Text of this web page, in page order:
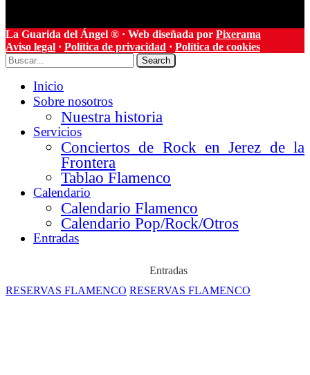
La Guarida del Ángel ® · Web diseñada por Pixerama
Aviso legal · Política de privacidad · Política de cookies
Search
Inicio
Sobre nosotros
Nuestra historia
Servicios
Conciertos de Rock en Jerez de la
Frontera
Tablao Flamenco
Calendario
Calendario Flamenco
Calendario Pop/Rock/Otros
Entradas
Entradas
RESERVAS FLAMENCO RESERVAS FLAMENCO